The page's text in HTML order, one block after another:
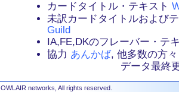
カードタイトル・テキスト
未訳カードタイトルおよび
Guild
IA,FE,DKのフレーバー・テ
協力 あんかば, 他多数の方々
データ最終
, OWLAIR networks, All rights reserved.